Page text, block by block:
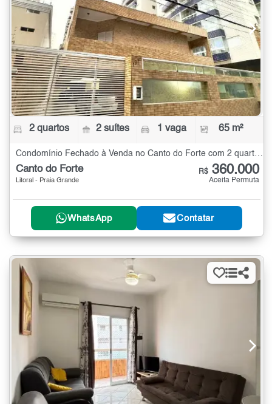
2 quartos 2 suítes 1 vaga 65 m²
Condomínio Fechado à Venda no Canto do Forte com 2 quartos - 65 m²
Canto do Forte
Litoral - Praia Grande
R$ 360.000
Aceita Permuta
WhatsApp Contatar